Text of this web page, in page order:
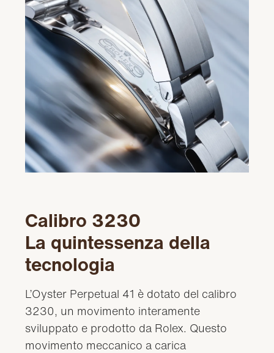
Calibro 3230
La quintessenza della
tecnologia
L’Oyster Perpetual 41 è dotato del calibro
3230, un movimento interamente
sviluppato e prodotto da Rolex. Questo
movimento meccanico a carica